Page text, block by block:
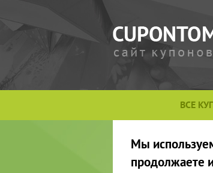
ВСЕ
Мы
продолжаете